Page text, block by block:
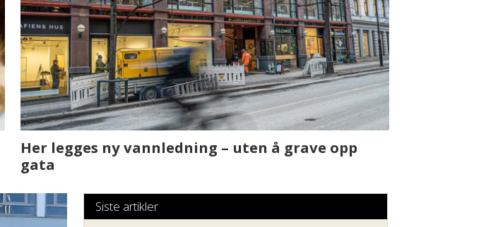
Det er i Drammen det skjer
Siste artikler